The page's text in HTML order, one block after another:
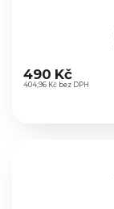
hodnocení
produktu
404,96 Kč bez DPH
490 Kč